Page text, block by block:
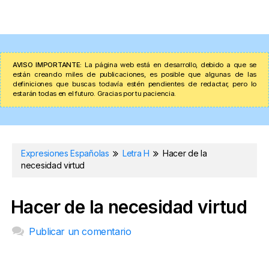
AVISO IMPORTANTE: La página web está en desarrollo, debido a que se
están creando miles de publicaciones, es posible que algunas de las
definiciones que buscas todavía estén pendientes de redactar, pero lo
estarán todas en el futuro. Gracias por tu paciencia.
Expresiones Españolas Letra H
Hacer de la
necesidad virtud
Hacer de la necesidad virtud
Publicar un comentario